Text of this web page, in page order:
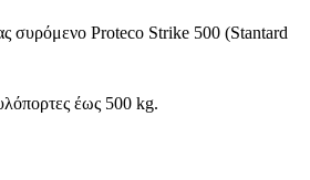
συρόμενο Proteco Strike 500 (Stantard
έως 500 kg.